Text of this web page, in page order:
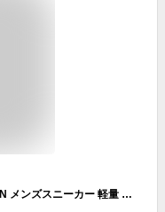
NIKE ナイキ REVOLUTION 6 FLYEASE NN メンズスニーカー 軽量 レボリューション6フライイーズNN DC8992 003 ブラック ホワイト アイアングレー 靴 スニーカー フィットネス/トレーニングシューズ ランニングシューズ ローカット